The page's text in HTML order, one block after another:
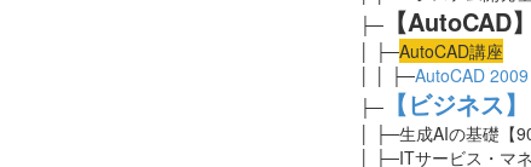
├─ 【AutoCAD
│ ├─AutoCAD講座
│ │ ├─AutoCAD
├─ 【ビジネス
│ ├─生成AIの基礎 【
│ ├─ITサービス・マ